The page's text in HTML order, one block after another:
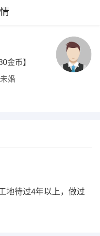
金币】
未婚
地待过4年以上，做过